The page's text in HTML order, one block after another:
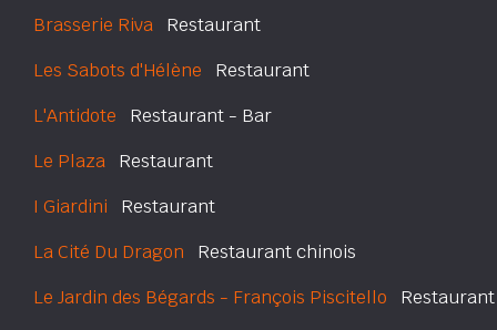
Brasserie Riva Restaurant
Les Sabots d'Hélène Restaurant
L'Antidote Restaurant - Bar
Le Plaza Restaurant
I Giardini Restaurant
La Cité Du Dragon Restaurant chinois
Le Jardin des Bégards - François Piscitello Restaurant